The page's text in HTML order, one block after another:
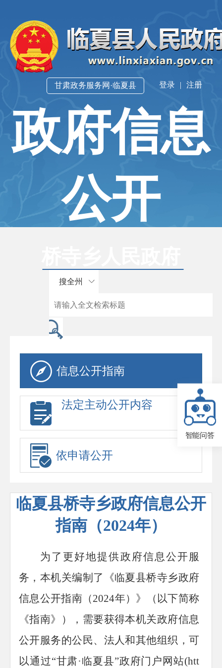
登录 | 注册
甘肃政务服务网·临夏县
政府信息
公开
搜全州
信息公开指南
法定主动公开内容
依申请公开
临夏县桥寺乡政府信息公开
指南（2024年）
为了更好地提供政府信息公开服
务，本机关编制了《临夏县桥寺乡政府
信息公开指南（2024年）》（以下简称
《指南》），需要获得本机关政府信息
公开服务的公民、法人和其他组织，可
以通过“甘肃·临夏县”政府门户网站(htt
智能问答